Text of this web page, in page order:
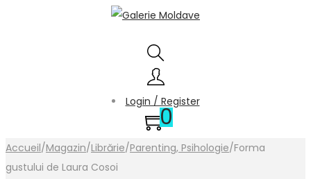
Login / Register
0
Accueil/Magazin/Librărie/Parenting, Psihologie/Forma
gustului de Laura Cosoi